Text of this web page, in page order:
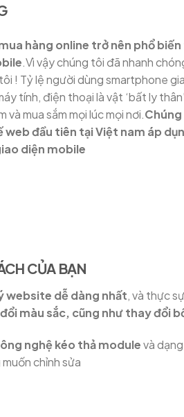
hàng online trở nên phổ
.Vì vậy chúng tôi đã nhanh
! Tỷ lệ người dùng smartphone
tính, điện thoại là vật ‘bất ly
mua sắm mọi lúc mọi nơi.
đầu tiên tại Việt nam áp
diện mobile
CỦA BẠN
website dễ dàng nhất, và thực
màu sắc, cũng như thay đổi
nghệ kéo thả modulevà
chỉnh sửa